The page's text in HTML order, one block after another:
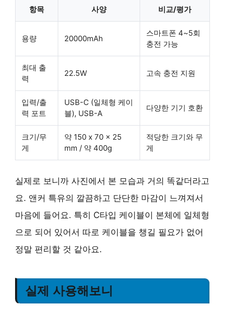
항목 사양 비교/평가
용량 20000mAh
스마트폰 4~5회
충전 가능
최대 출
력
22.5W 고속 충전 지원
입력/출
력 포트
USB-C (일체형 케이
블), USB-A
다양한 기기 호환
크기/무
게
약 150 x 70 x 25
mm / 약 400g
적당한 크기와 무
게
실제로 보니까 사진에서 본 모습과 거의 똑같더라고
요. 앤커 특유의 깔끔하고 단단한 마감이 느껴져서
마음에 들어요. 특히 C타입 케이블이 본체에 일체형
으로 되어 있어서 따로 케이블을 챙길 필요가 없어
정말 편리할 것 같아요.
실제 사용해보니